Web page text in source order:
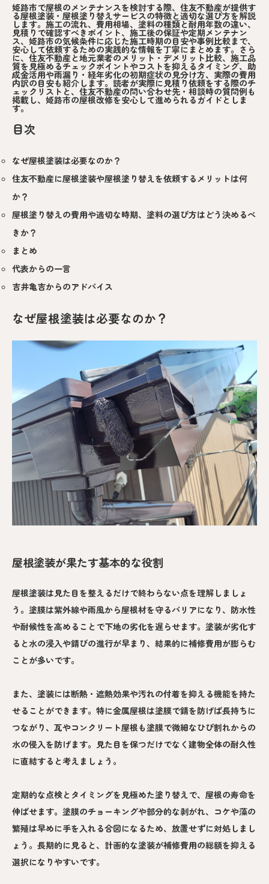
姫路市で屋根のメンテナンスを検討する際、住友不動産が提供す
る屋根塗装・屋根塗り替えサービスの特徴と適切な選び方を解説
します。施工の流れ、費用相場、塗料の種類と耐用年数の違い、
見積りで確認すべきポイント、施工後の保証や定期メンテナン
ス、姫路市の気候条件に応じた施工時期の目安や事例比較まで、
安心して依頼するための実践的な情報を丁寧にまとめます。さら
に、住友不動産と地元業者のメリット・デメリット比較、施工品
質を見極めるチェックポイントやコストを抑えるタイミング、助
成金活用や雨漏り・経年劣化の初期症状の見分け方、実際の費用
内訳の目安も紹介します。読者が実際に見積り依頼をする際のチ
ェックリストと、住友不動産の問い合わせ先・相談時の質問例も
掲載し、姫路市の屋根改修を安心して進められるガイドとしま
す。
目次
なぜ屋根塗装は必要なのか？
住友不動産に屋根塗装や屋根塗り替えを依頼するメリットは何
か？
屋根塗り替えの費用や適切な時期、塗料の選び方はどう決めるべ
きか？
まとめ
代表からの一言
吉井亀吉からのアドバイス
なぜ屋根塗装は必要なのか？
屋根塗装が果たす基本的な役割
屋根塗装は見た目を整えるだけで終わらない点を理解しましょ
う。塗膜は紫外線や雨風から屋根材を守るバリアになり、防水性
や耐候性を高めることで下地の劣化を遅らせます。塗装が劣化す
ると水の浸入や錆びの進行が早まり、結果的に補修費用が膨らむ
ことが多いです。
また、塗装には断熱・遮熱効果や汚れの付着を抑える機能を持た
せることができます。特に金属屋根は塗膜で錆を防げば長持ちに
つながり、瓦やコンクリート屋根も塗膜で微細なひび割れからの
水の侵入を防げます。見た目を保つだけでなく建物全体の耐久性
に直結すると考えましょう。
定期的な点検とタイミングを見極めた塗り替えで、屋根の寿命を
伸ばせます。塗膜のチョーキングや部分的な剥がれ、コケや藻の
繁殖は早めに手を入れる合図になるため、放置せずに対処しまし
ょう。長期的に見ると、計画的な塗装が補修費用の総額を抑える
選択になりやすいです。